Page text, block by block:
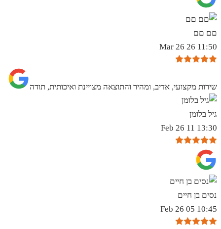
םם םם
11:50 26 Mar 26
שירות מקצועי, אדיב, ומהיר והתוצאה מצויינת ואיכותית, תודה
גיל בלומן
13:30 11 Feb 26
נסים בן חיים
10:45 05 Feb 26